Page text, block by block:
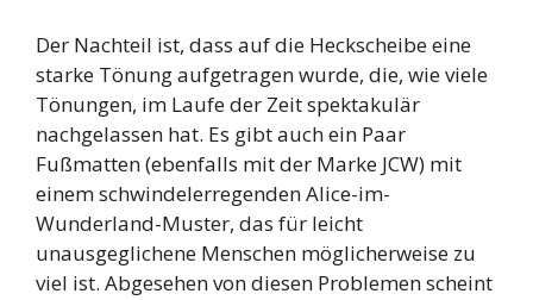
Der Nachteil ist, dass auf die Heckscheibe eine
starke Tönung aufgetragen wurde, die, wie viele
Tönungen, im Laufe der Zeit spektakulär
nachgelassen hat. Es gibt auch ein Paar
Fußmatten (ebenfalls mit der Marke JCW) mit
einem schwindelerregenden Alice-im-
Wunderland-Muster, das für leicht
unausgeglichene Menschen möglicherweise zu
viel ist. Abgesehen von diesen Problemen scheint